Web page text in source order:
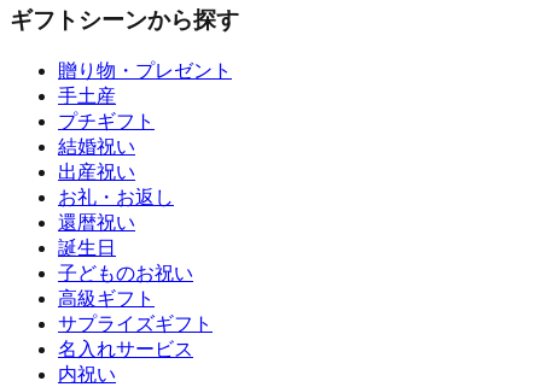
ギフトシーンから探す
贈り物・プレゼント
手土産
プチギフト
結婚祝い
出産祝い
お礼・お返し
還暦祝い
誕生日
子どものお祝い
高級ギフト
サプライズギフト
名入れサービス
内祝い